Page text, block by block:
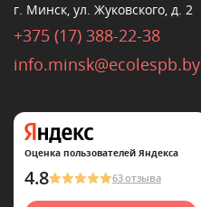
г. Минск, ул. Жуковского, д. 2
+375 (17) 388-22-38
info.minsk@ecolespb.by
Оценка пользователей Яндекса
4.8 63 отзыва